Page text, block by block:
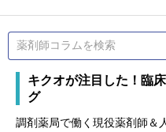
キクオが注目した！臨
グ
調剤薬局で働く現役薬剤師＆